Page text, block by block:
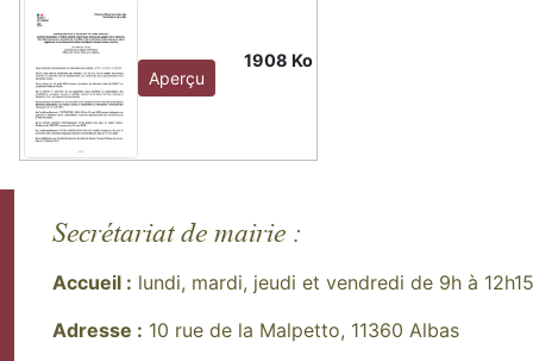
Aperçu
1908 Ko
Secrétariat de mairie :
Accueil : lundi, mardi, jeudi et vendredi de 9h à 12h15
Adresse : 10 rue de la Malpetto, 11360 Albas